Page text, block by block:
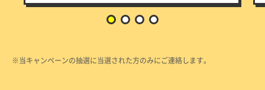
※当キャンペーンの抽選に当選された方のみにご連絡します。